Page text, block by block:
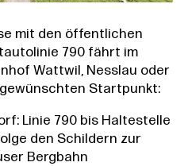
mit den öffentlichen
790 fährt im
Wattwil, Nesslau oder
Startpunkt:
Linie 790 bis Haltestelle
den Schildern zur
Bergbahn